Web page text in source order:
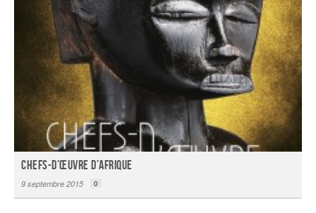
Chefs-d’œuvre d’Afrique
9 septembre 2015 0